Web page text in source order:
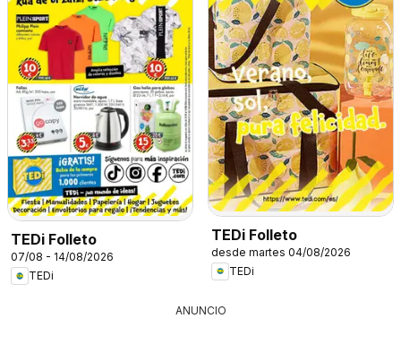
TEDi Folleto
07/08 - 14/08/2026
TEDi
TEDi Folleto
desde martes 04/08/2026
TEDi
ANUNCIO